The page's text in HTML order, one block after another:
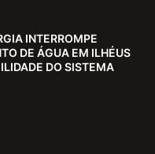
INTERROMPE
DE ÁGUA EM ILHÉUS
DO SISTEMA